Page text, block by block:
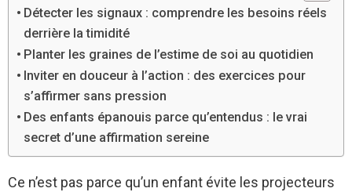
Détecter les signaux : comprendre les besoins réels
derrière la timidité
Planter les graines de l’estime de soi au quotidien
Inviter en douceur à l’action : des exercices pour
s’affirmer sans pression
Des enfants épanouis parce qu’entendus : le vrai
secret d’une affirmation sereine
Ce n’est pas parce qu’un enfant évite les projecteurs